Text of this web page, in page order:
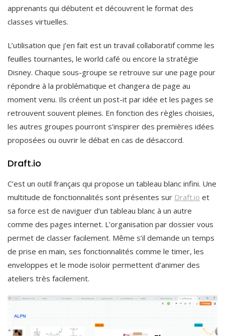
apprenants qui débutent et découvrent le format des
classes virtuelles.
L’utilisation que j’en fait est un travail collaboratif comme les
feuilles tournantes, le world café ou encore la stratégie
Disney. Chaque sous-groupe se retrouve sur une page pour
répondre à la problématique et changera de page au
moment venu. Ils créent un post-it par idée et les pages se
retrouvent souvent pleines. En fonction des règles choisies,
les autres groupes pourront s’inspirer des premières idées
proposées ou ouvrir le débat en cas de désaccord.
Draft.io
C’est un outil français qui propose un tableau blanc infini. Une
multitude de fonctionnalités sont présentes sur Draft.io et
sa force est de naviguer d’un tableau blanc à un autre
comme des pages internet. L’organisation par dossier vous
permet de classer facilement. Même s’il demande un temps
de prise en main, ses fonctionnalités comme le timer, les
enveloppes et le mode isoloir permettent d’animer des
ateliers très facilement.